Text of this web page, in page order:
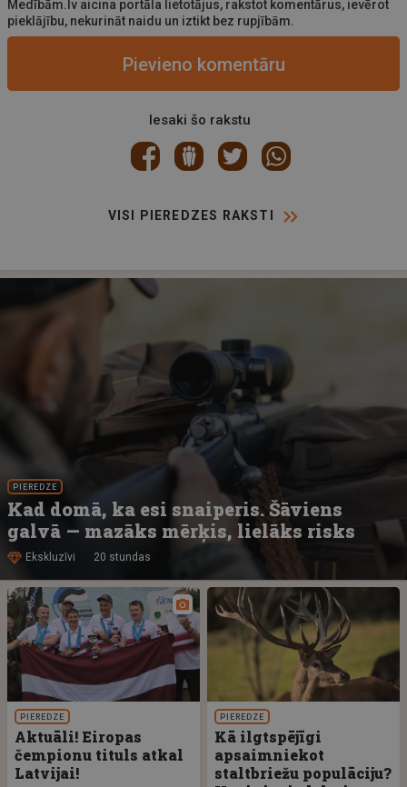
Medībām.lv aicina portāla lietotājus, rakstot komentārus, ievērot
pieklājību, nekurināt naidu un iztikt bez rupjībām.
Pievieno komentāru
Iesaki šo rakstu
VISI PIEREDZES RAKSTI
PIEREDZE
Kad domā, ka esi snaiperis. Šāviens
galvā — mazāks mērķis, lielāks risks
Ekskluzīvi 20 stundas
PIEREDZE
Aktuāli! Eiropas
čempionu tituls atkal
Latvijai!
PIEREDZE
Kā ilgtspējīgi
apsaimniekot
staltbriežu populāciju?